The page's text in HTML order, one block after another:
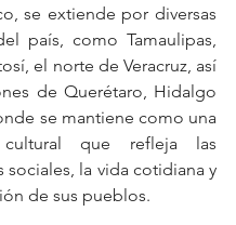
se extiende por diversas
país, como Tamaulipas,
el norte de Veracruz, así
de Querétaro, Hidalgo
se mantiene como una
cultural que refleja las
sociales, la vida cotidiana y
de sus pueblos.